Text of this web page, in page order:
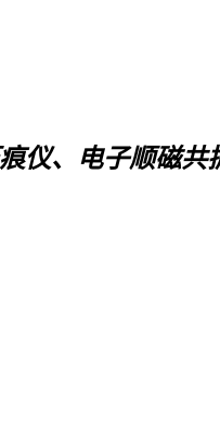
仪、电子顺磁